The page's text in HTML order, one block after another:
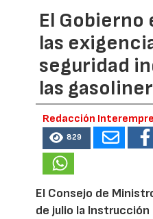
El
las
seguridad
las
Redacción
829
El Consejo de
de julio la